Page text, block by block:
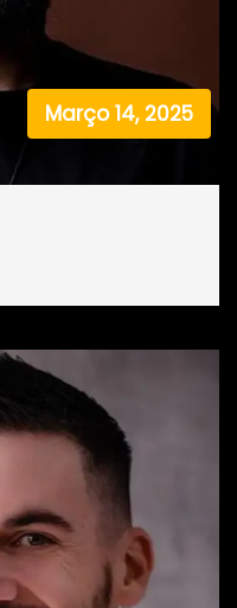
Março 14, 2025